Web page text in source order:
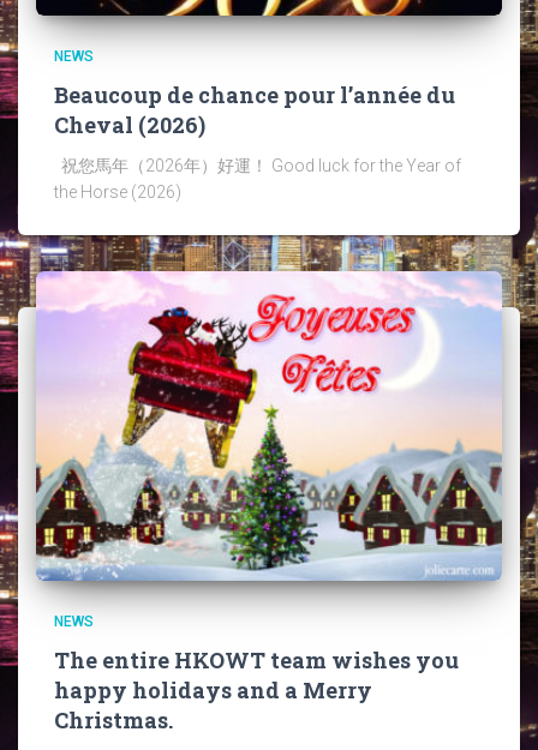
NEWS
Beaucoup de chance pour l’année du
Cheval (2026)
祝您馬年（2026年）好運！ Good luck for the Year of
the Horse (2026)
NEWS
The entire HKOWT team wishes you
happy holidays and a Merry
Christmas.